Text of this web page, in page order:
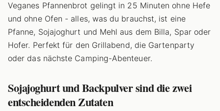
Veganes Pfannenbrot gelingt in 25 Minuten ohne Hefe
und ohne Ofen - alles, was du brauchst, ist eine
Pfanne, Sojajoghurt und Mehl aus dem Billa, Spar oder
Hofer. Perfekt für den Grillabend, die Gartenparty
oder das nächste Camping-Abenteuer.
Sojajoghurt und Backpulver sind die zwei
entscheidenden Zutaten